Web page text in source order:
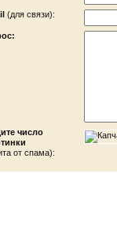
(для связи):
число
от спама):